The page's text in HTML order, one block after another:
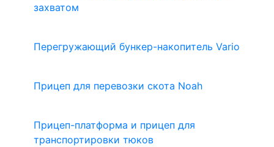
захватом
Перегружающий бункер-накопитель Vario
Прицеп для перевозки скота Noah
Прицеп-платформа и прицеп для
транспортировки тюков